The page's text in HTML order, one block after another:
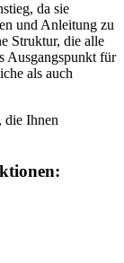
da sie
und Anleitung zu
Struktur, die alle
Ausgangspunkt für
als auch
die Ihnen